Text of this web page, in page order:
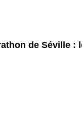
de Séville :